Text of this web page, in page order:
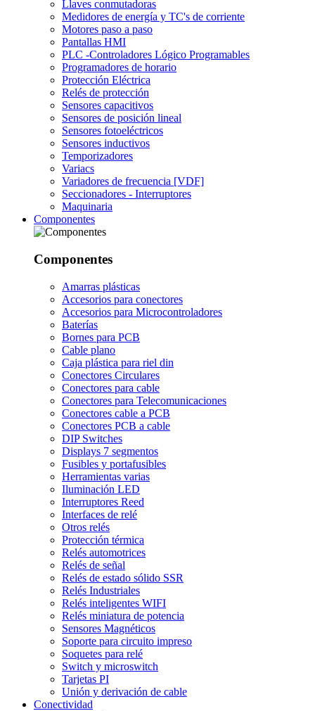
Llaves conmutadoras
Medidores de energía y TC's de corriente
Motores paso a paso
Pantallas HMI
PLC -Controladores Lógico Programables
Programadores de horario
Protección Eléctrica
Relés de protección
Sensores capacitivos
Sensores de posición lineal
Sensores fotoeléctricos
Sensores inductivos
Temporizadores
Variacs
Variadores de frecuencia [VDF]
Seccionadores - Interruptores
Maquinaria
Componentes
Componentes
Amarras plásticas
Accesorios para conectores
Accesorios para Microcontroladores
Baterías
Bornes para PCB
Cable plano
Caja plástica para riel din
Conectores Circulares
Conectores para cable
Conectores para Telecomunicaciones
Conectores cable a PCB
Conectores PCB a cable
DIP Switches
Displays 7 segmentos
Fusibles y portafusibles
Herramientas varias
Iluminación LED
Interruptores Reed
Interfaces de relé
Otros relés
Protección térmica
Relés automotrices
Relés de señal
Relés de estado sólido SSR
Relés Industriales
Relés inteligentes WIFI
Relés miniatura de potencia
Sensores Magnéticos
Soporte para circuito impreso
Soquetes para relé
Switch y microswitch
Tarjetas PI
Unión y derivación de cable
Conectividad